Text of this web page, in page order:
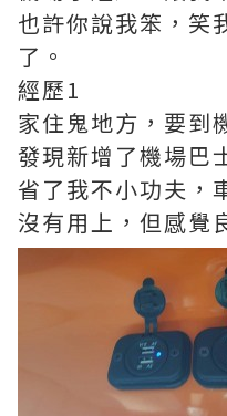
也許你說我笨，笑
了。
經歷1
家住鬼地方，要到
發現新增了機場巴
省了我不小功夫，
沒有用上，但感覺